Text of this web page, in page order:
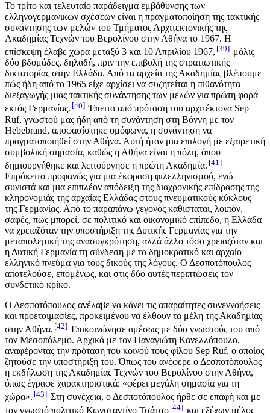
Το τρίτο και τελευταίο παράδειγμα εμβάθυνσης των
ελληνογερμανικών σχέσεων είναι η πραγματοποίηση της τακτικής
συνάντησης των μελών του Τμήματος Αρχιτεκτονικής της
Ακαδημίας Τεχνών του Βερολίνου στην Αθήνα το 1967. Η
επίσκεψη έλαβε χώρα μεταξύ 3 και 10 Απριλίου 1967, 39
μόλις
δύο βδομάδες, δηλαδή, πριν την επιβολή της στρατιωτικής
δικτατορίας στην Ελλάδα. Από τα αρχεία της Ακαδημίας βλέπουμε
πώς ήδη από το 1965 είχε αρχίσει να συζητείται η πιθανότητα
διεξαγωγής μιας τακτικής συνάντησης των μελών για πρώτη φορά
εκτός Γερμανίας. 40
Έπειτα από πρόταση του αρχιτέκτονα Sep
Ruf, γνωστού μας ήδη από τη συνάντηση στη Βόννη με τον
Hebebrand, αποφασίστηκε ομόφωνα, η συνάντηση να
πραγματοποιηθεί στην Αθήνα. Αυτή ήταν μια επιλογή με εξαιρετική
συμβολική σημασία, καθώς η Αθήνα είναι η πόλη, όπου
δημιουργήθηκε και λειτούργησε η πρώτη Ακαδημία. 41
Επρόκειτο προφανώς για μια έκφραση φιλελληνισμού, ενώ
συνιστά και μια επιπλέον απόδειξη της διαχρονικής επίδρασης της
κληρονομιάς της αρχαίας Ελλάδας στους πνευματικούς κύκλους
της Γερμανίας. Από το παραπάνω γεγονός καθίσταται, λοιπόν,
σαφές, πως μπορεί, σε πολιτικό και οικονομικό επίπεδο, η Ελλάδα
να χρειαζόταν την υποστήριξη της Δυτικής Γερμανίας για την
μεταπολεμική της ανασυγκρότηση, αλλά άλλο τόσο χρειαζόταν και
η Δυτική Γερμανία τη σύνδεση με το δημοκρατικό και αρχαίο
ελληνικό πνεύμα για τους δικούς της λόγους. Ο Δεσποτόπουλος
αποτελούσε, επομένως, και στις δύο αυτές περιπτώσεις τον
συνδετικό κρίκο.
Ο Δεσποτόπουλος ανέλαβε να κάνει τις απαραίτητες συνεννοήσεις
και προετοιμασίες, προκειμένου να έλθουν τα μέλη της Ακαδημίας
στην Αθήνα. 42
Επικοινώνησε αμέσως με δύο γνωστούς του από
τον Μεσοπόλεμο. Αρχικά με τον Παναγιώτη Κανελλόπουλο,
αναφέροντας την πρόταση του κοινού τους φίλου Sep Ruf, ο οποίος
ζητούσε την υποστήριξή του. Όπως του ανέφερε ο Δεσποτόπουλος
η εκδήλωση της Ακαδημίας Τεχνών του Βερολίνου στην Αθήνα,
όπως έγραφε χαρακτηριστικά: «φέρει μεγάλη σημασία για τη
χώρα». 43
Στη συνέχεια, ο Δεσποτόπουλος ήρθε σε επαφή και με
τον γνωστό πολιτικό Κωνσταντίνο Τσάτσο 44
και εξέχων μέλος